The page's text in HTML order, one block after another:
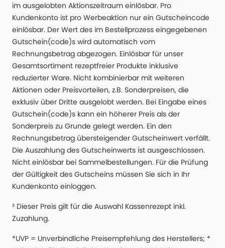
im ausgelobten Aktionszeitraum einlösbar. Pro
Kundenkonto ist pro Werbeaktion nur ein Gutscheincode
einlösbar. Der Wert des im Bestellprozess eingegebenen
Gutschein(code)s wird automatisch vom
Rechnungsbetrag abgezogen. Einlösbar für unser
Gesamtsortiment rezeptfreier Produkte inklusive
reduzierter Ware. Nicht kombinierbar mit weiteren
Aktionen oder Preisvorteilen, z.B. Sonderpreisen, die
exklusiv über Dritte ausgelobt werden. Bei Eingabe eines
Gutschein(code)s kann ein höherer Preis als der
Sonderpreis zu Grunde gelegt werden. Ein den
Rechnungsbetrag übersteigender Gutscheinwert verfällt.
Die Auszahlung des Gutscheinwerts ist ausgeschlossen.
Nicht einlösbar bei Sammelbestellungen. Für die Prüfung
der Gültigkeit des Gutscheins müssen Sie sich in Ihr
Kundenkonto einloggen.
³ Dieser Preis gilt für die Auswahl Kassenrezept inkl.
Zuzahlung.
*UVP = Unverbindliche Preisempfehlung des Herstellers; *